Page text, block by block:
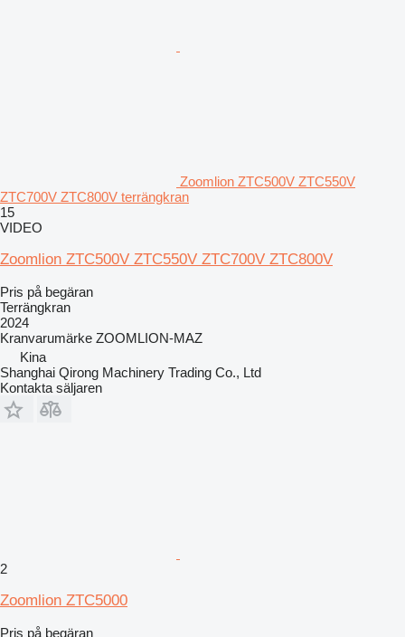
Zoomlion ZTC500V ZTC550V
ZTC700V ZTC800V terrängkran
15
VIDEO
Zoomlion ZTC500V ZTC550V ZTC700V ZTC800V
Pris på begäran
Terrängkran
2024
Kranvarumärke ZOOMLION-MAZ
Kina
Shanghai Qirong Machinery Trading Co., Ltd
Kontakta säljaren
2
Zoomlion ZTC5000
Pris på begäran